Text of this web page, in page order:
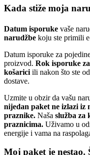
Kada stiže moja
Datum isporuke vaše
narudžbe koju ste primili
Datum isporuke za
proizvod. Rok isporuke
košarici ili nakon što ste
dostave.
Uzmite u obzir da vašu
nijedan paket ne izlazi iz
praznike. Naša služba za
praznicima. Uživamo u
energije i vama na
Moj paket je nestao.